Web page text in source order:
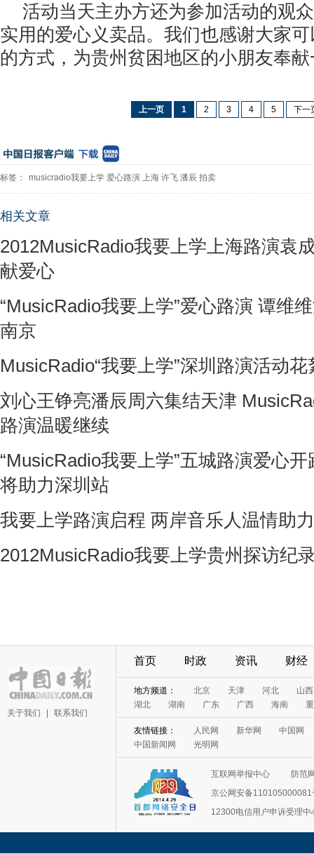
活动当天主办方还为参加活动的观
实用的爱心义卖品。我们也感谢大家
的方式，为贵州贫困地区的小朋友奉
上一页 1 2 3 4 5 下一
标签： musicradio我要上学 爱心路演 上海 许飞 潘辰 拍卖
相关文章
2012MusicRadio我要上学上海路演袁
献爱心
“MusicRadio我要上学”爱心路演 谭维
南京
MusicRadio“我要上学”深圳路演活动花
刘心王铮亮潘辰周六集结天津
路演温暖继续
“MusicRadio我要上学”五城路演爱心
将助力深圳站
我要上学路演启程 两岸音乐人温情助力
2012MusicRadio我要上学贵州探访纪
关于我们 联系我们
首页 时政 资讯 财经
地方频道： 北京 天津 河北
山西
湖北
湖南 广东 广西 海南
友情链接： 人民网 新华网
中国网
中国新闻网
光明网
互联网举报中心
防范
京公网安备110105000081
12300电信用户申诉受理中